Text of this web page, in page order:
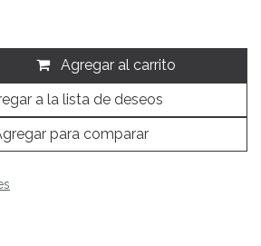
Agregar al carrito
para comparar
a la lista de deseos